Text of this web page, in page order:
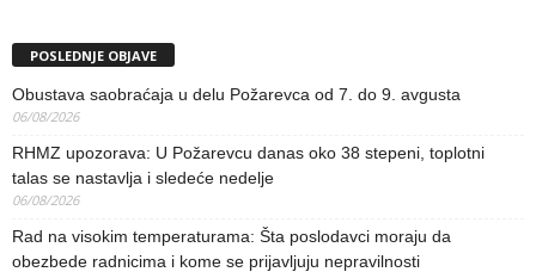
POSLEDNJE OBJAVE
Obustava saobraćaja u delu Požarevca od 7. do 9. avgusta
06/08/2026
RHMZ upozorava: U Požarevcu danas oko 38 stepeni, toplotni
talas se nastavlja i sledeće nedelje
06/08/2026
Rad na visokim temperaturama: Šta poslodavci moraju da
obezbede radnicima i kome se prijavljuju nepravilnosti